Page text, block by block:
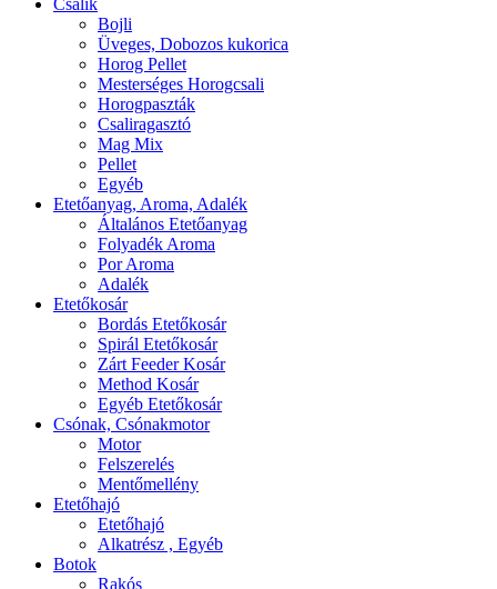
Csalik
Bojli
Üveges, Dobozos kukorica
Horog Pellet
Mesterséges Horogcsali
Horogpaszták
Csaliragasztó
Mag Mix
Pellet
Egyéb
Etetőanyag, Aroma, Adalék
Általános Etetőanyag
Folyadék Aroma
Por Aroma
Adalék
Etetőkosár
Bordás Etetőkosár
Spirál Etetőkosár
Zárt Feeder Kosár
Method Kosár
Egyéb Etetőkosár
Csónak, Csónakmotor
Motor
Felszerelés
Mentőmellény
Etetőhajó
Etetőhajó
Alkatrész , Egyéb
Botok
Rakós